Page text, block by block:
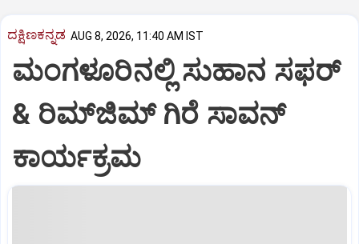
ದಕ್ಷಿಣಕನ್ನಡ AUG 8, 2026, 11:40 AM IST
ಮಂಗಳೂರಿನಲ್ಲಿ ಸುಹಾನ ಸಫರ್
& ರಿಮ್‌ಜಿಮ್ ಗಿರೆ ಸಾವನ್
ಕಾರ್ಯಕ್ರಮ